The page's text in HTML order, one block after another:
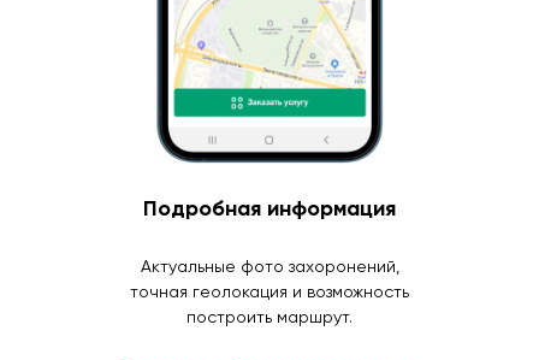
Подробная информация
Актуальные фото захоронений,
точная геолокация и возможность
построить маршрут.